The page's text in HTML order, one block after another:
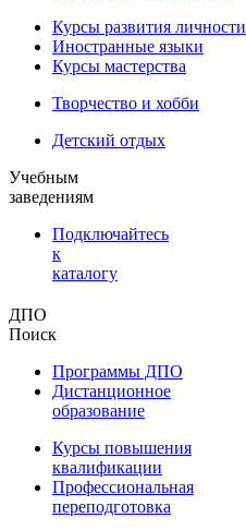
Курсы развития личности
Иностранные языки
Курсы мастерства
Творчество и хобби
Детский отдых
Учебным
заведениям
Подключайтесь
к
каталогу
ДПО
Поиск
Программы ДПО
Дистанционное
образование
Курсы повышения
квалификации
Профессиональная
переподготовка